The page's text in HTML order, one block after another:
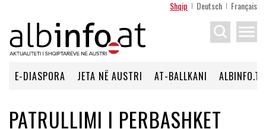
Shqip Deutsch Français
menu
E-DIASPORA JETA NË AUSTRI AT-BALLKANI ALBINFO.TV
PATRULLIMI I PERBASHKET